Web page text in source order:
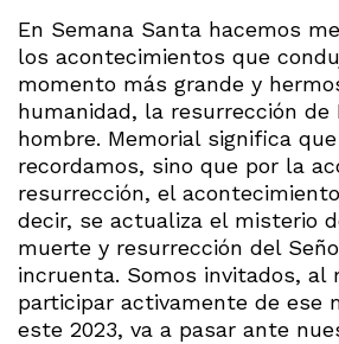
En Semana Santa hacemos
los acontecimientos que
momento más grande y
humanidad, la resurrección de
hombre. Memorial significa
recordamos, sino que por la
resurrección, el
decir, se actualiza el misterio
muerte y resurrección del
incruenta. Somos invitados, al
participar activamente de ese
este 2023, va a pasar ante